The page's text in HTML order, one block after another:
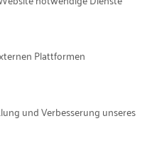
Plattformen
und Verbesserung unseres